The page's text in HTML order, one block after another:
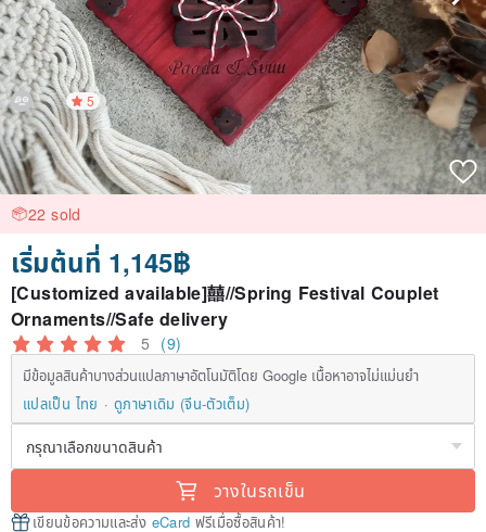
5
22 sold
เริ่มต้นที่ 1,145฿
[Customized available]囍//Spring Festival Couplet
Ornaments//Safe delivery
5 (9)
มีข้อมูลสินค้าบางส่วนแปลภาษาอัตโนมัติโดย Google เนื้อหาอาจไม่แม่นยำ
แปลเป็น ไทย
ดูภาษาเดิม (จีน-ตัวเต็ม)
วางในรถเข็น
เขียนข้อความและส่ง eCard ฟรีเมื่อซื้อสินค้า!